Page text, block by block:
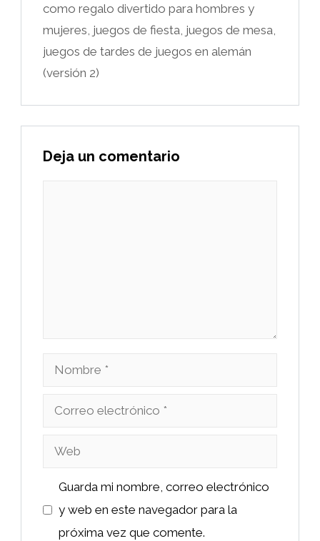
como regalo divertido para hombres y
mujeres, juegos de fiesta, juegos de mesa,
juegos de tardes de juegos en alemán
(versión 2)
Deja un comentario
Nombre
Correo
Web
Guarda mi nombre, correo electrónico
y web en este navegador para la
próxima vez que comente.